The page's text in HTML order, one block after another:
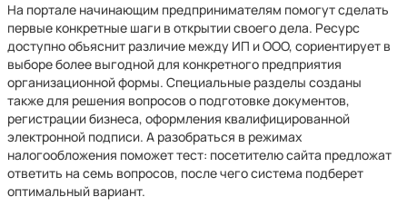
На портале начинающим предпринимателям помогут сделать
первые конкретные шаги в открытии своего дела. Ресурс
доступно объяснит различие между ИП и ООО, сориентирует в
выборе более выгодной для конкретного предприятия
организационной формы. Специальные разделы созданы
также для решения вопросов о подготовке документов,
регистрации бизнеса, оформления квалифицированной
электронной подписи. А разобраться в режимах
налогообложения поможет тест: посетителю сайта предложат
ответить на семь вопросов, после чего система подберет
оптимальный вариант.